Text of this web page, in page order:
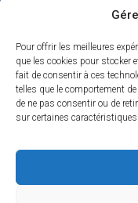
Pour offrir les meilleures
que les cookies pour stocker
fait de consentir à ces
telles que le comportement
de ne pas consentir ou de
sur certaines
27307 BERNAY
02 32 46 63 00
Contact
Horaires
Du lundi au
et de 13h30 à